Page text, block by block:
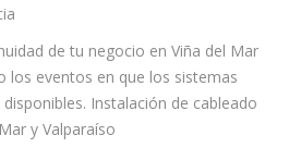
de tu negocio en Viña del Mar
los eventos en que los sistemas
Instalación de cableado
y Valparaíso